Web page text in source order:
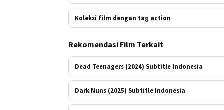
Koleksi film dengan tag action
Rekomendasi Film Terkait
Dead Teenagers (2024) Subtitle Indonesia
Dark Nuns (2025) Subtitle Indonesia